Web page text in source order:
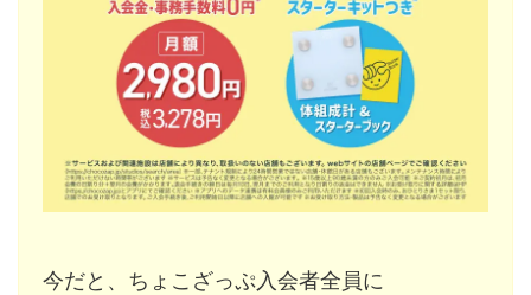
今だと、ちょこざっぷ入会者全員に